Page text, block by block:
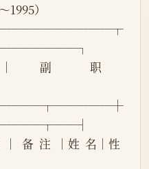
（1986～1995）
副              职
│  备  注  │姓  名│性